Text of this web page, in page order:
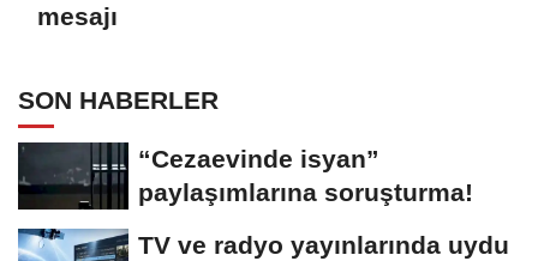
mesajı
SON HABERLER
“Cezaevinde isyan”
paylaşımlarına soruşturma!
TV ve radyo yayınlarında uydu